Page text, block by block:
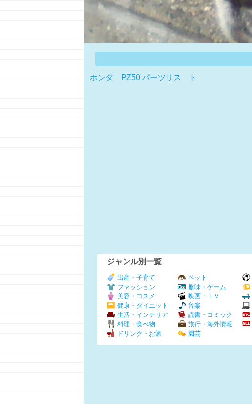
ホンダ PZ50 パーツリス ト
ジャンル別一覧
出産・子育て
ファッション
美容・コスメ
健康・ダイエット
生活・インテリア
料理・食べ物
ドリンク・お酒
ペット
趣味・ゲーム
映画・ＴＶ
音楽
読書・コミック
旅行・海外情報
園芸